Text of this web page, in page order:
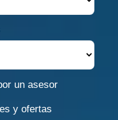
un asesor
y ofertas